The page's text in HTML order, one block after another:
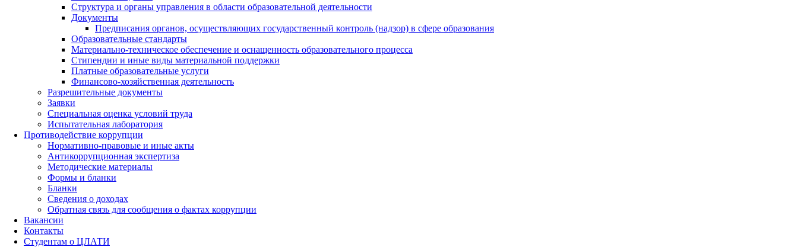
Структура и органы управления в области образовательной деятельности
Документы
Предписания органов, осуществляющих государственный контроль (надзор) в сфере образования
Образовательные стандарты
Материально-техническое обеспечение и оснащенность образовательного процесса
Стипендии и иные виды материальной поддержки
Платные образовательные услуги
Финансово-хозяйственная деятельность
Разрешительные документы
Заявки
Специальная оценка условий труда
Испытательная лаборатория
Противодействие коррупции
Нормативно-правовые и иные акты
Антикоррупционная экспертиза
Методические материалы
Формы и бланки
Бланки
Сведения о доходах
Обратная связь для сообщения о фактах коррупции
Вакансии
Контакты
Студентам о ЦЛАТИ